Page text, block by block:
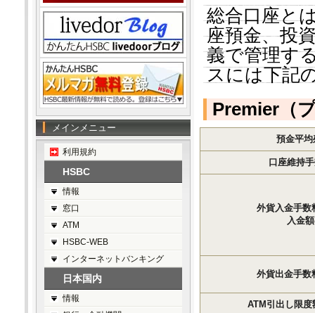
総合口座と
座預金、投
義で管理す
スには下記
Premier（
預金平均
口座維持
外貨入金手数
入金
外貨出金手数
ATM引出し限
メインメニュー
利用規約
HSBC
情報
窓口
ATM
HSBC-WEB
インターネットバンキング
日本国内
情報